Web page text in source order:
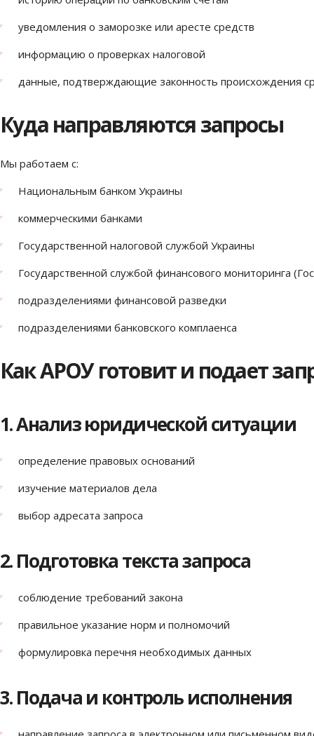
уведомления о заморозке или аресте средств
информацию о проверках налоговой
данные, подтверждающие законность происхождения
Куда направляются запросы
Мы работаем с:
Национальным банком Украины
коммерческими банками
Государственной налоговой службой Украины
Государственной службой финансового мониторинга
подразделениями финансовой разведки
подразделениями банковского комплаенса
Как АРОУ готовит и подает
1. Анализ юридической ситуации
определение правовых оснований
изучение материалов дела
выбор адресата запроса
2. Подготовка текста запроса
соблюдение требований закона
правильное указание норм и полномочий
формулировка перечня необходимых данных
3. Подача и контроль исполнения